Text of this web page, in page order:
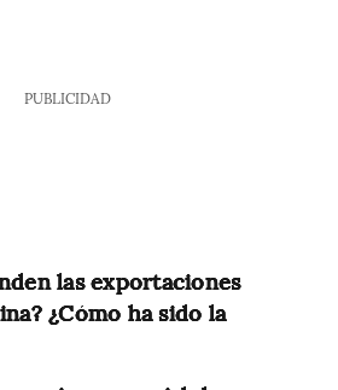
PUBLICIDAD
las exportaciones
¿Cómo ha sido la